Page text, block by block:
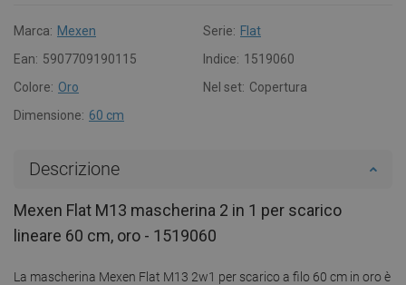
Marca: Mexen Serie: Flat
Ean: 5907709190115 Indice: 1519060
Colore: Oro Nel set: Copertura
Dimensione: 60 cm
Descrizione
Mexen Flat M13 mascherina 2 in 1 per scarico
lineare 60 cm, oro - 1519060
La mascherina Mexen Flat M13 2w1 per scarico a filo 60 cm in oro è